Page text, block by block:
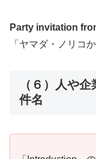
Party invitation
「ヤマダ・ノリコ
（６）人や
件名